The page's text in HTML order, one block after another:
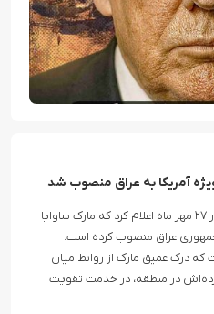
آمریکا به عراق منصوب شد
دونالد ترامپ، رئیس‌جمهور آمریکا در ۲۷ مهر ماه اعلام کرد که مارک ساوایا
جمهوری عراق منصوب کرده است.
که درک عمیق مارک از روابط میان
در منطقه، در خدمت تقویت